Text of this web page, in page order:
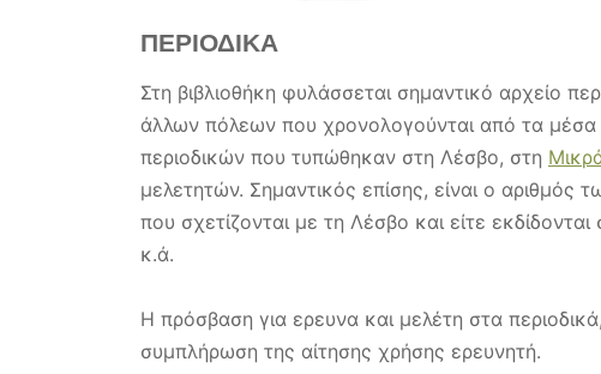
ΠΕΡΙΟΔΙΚΑ
Στη βιβλιοθήκη φυλάσσεται σημαντικό αρχείο
άλλων πόλεων που χρονολογούνται από τα
περιοδικών που τυπώθηκαν στη Λέσβο, στη
μελετητών. Σημαντικός επίσης, είναι ο αριθμός
που σχετίζονται με τη Λέσβο και είτε
κ.ά.
Η πρόσβαση για ερευνα και μελέτη στα
συμπλήρωση της αίτησης χρήσης ερευνητή.